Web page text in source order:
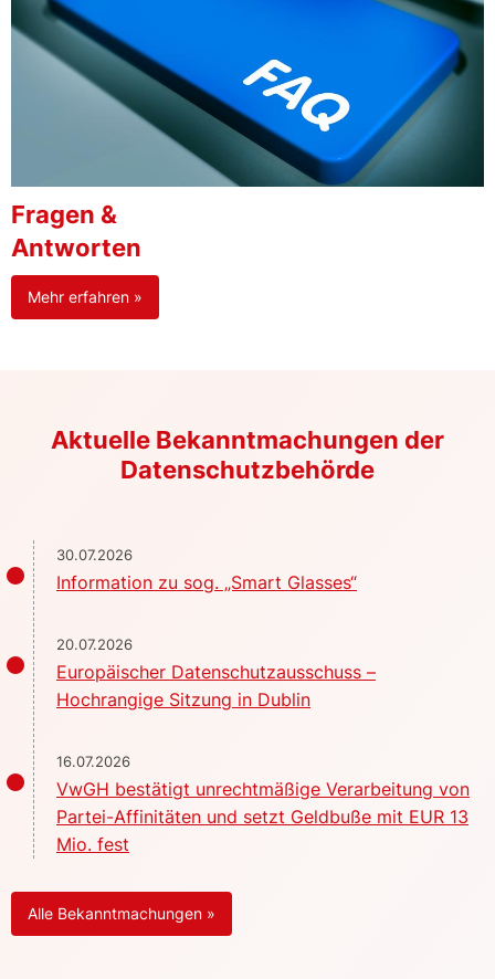
Fragen &
Antworten
Mehr erfahren »
Aktuelle Bekanntmachungen der
Datenschutzbehörde
30.07.2026
Information zu sog. „Smart Glasses“
20.07.2026
Europäischer Datenschutzausschuss –
Hochrangige Sitzung in Dublin
16.07.2026
VwGH bestätigt unrechtmäßige Verarbeitung von
Partei-Affinitäten und setzt Geldbuße mit EUR 13
Mio. fest
Alle Bekanntmachungen »